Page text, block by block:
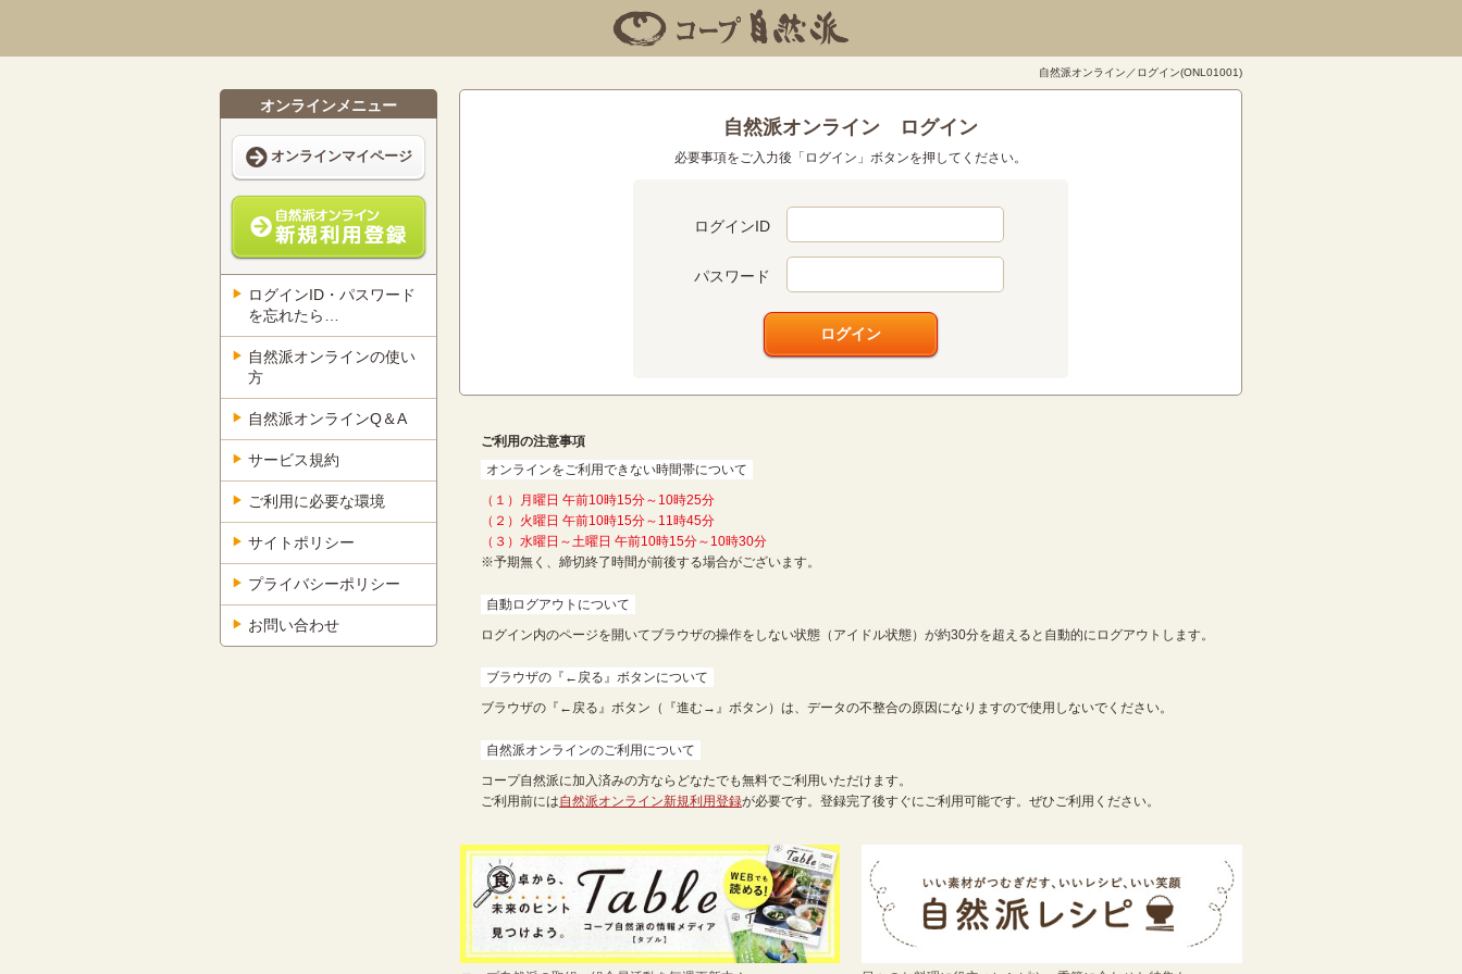
オンラインメニュー
オンラインマイページ
ログインID・パスワード
を忘れたら…
自然派オンラインの使い
方
自然派オンラインQ＆A
サービス規約
ご利用に必要な環境
サイトポリシー
プライバシーポリシー
お問い合わせ
自然派オンライン／ログイン(ONL01001)
自然派オンライン ログイン
必要事項をご入力後「ログイン」ボタンを押してください。
ログインID
パスワード
ログイン
ご利用の注意事項
オンラインをご利用できない時間帯について
（１）月曜日 午前10時15分～10時25分
（２）火曜日 午前10時15分～11時45分
（３）水曜日～土曜日 午前10時15分～10時30分
※予期無く、締切終了時間が前後する場合がございます。
自動ログアウトについて
ログイン内のページを開いてブラウザの操作をしない状態（アイドル状態）が約30分を超えると自動的にログアウトします。
ブラウザの『←戻る』ボタンについて
ブラウザの『←戻る』ボタン（『進む→』ボタン）は、データの不整合の原因になりますので使用しないでください。
自然派オンラインのご利用について
コープ自然派に加入済みの方ならどなたでも無料でご利用いただけます。
ご利用前には自然派オンライン新規利用登録が必要です。登録完了後すぐにご利用可能です。ぜひご利用ください。